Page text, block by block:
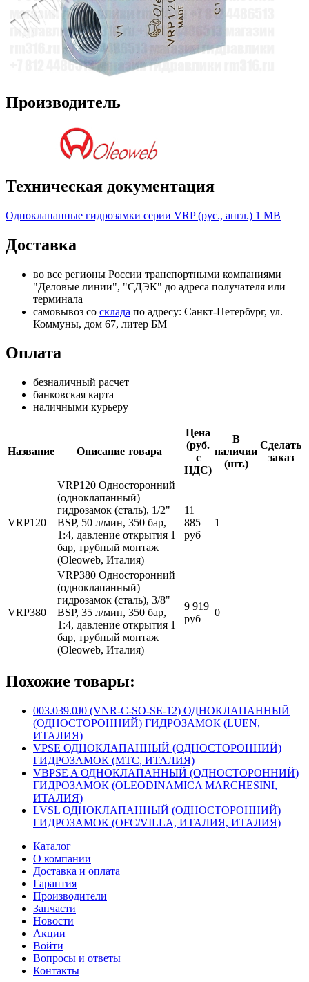
Производитель
Техническая документация
Одноклапанные гидрозамки серии VRP (рус., англ.) 1 MB
Доставка
во все регионы России транспортными компаниями
"Деловые линии", "СДЭК" до адреса получателя или
терминала
самовывоз со склада по адресу: Санкт-Петербург, ул.
Коммуны, дом 67, литер БМ
Оплата
безналичный расчет
банковская карта
наличными курьеру
Название Описание товара
Цена
(руб.
с
НДС)
В
наличии
(шт.)
Сделать
заказ
VRP120
VRP120 Односторонний
(одноклапанный)
гидрозамок (сталь), 1/2"
BSP, 50 л/мин, 350 бар,
1:4, давление открытия 1
бар, трубный монтаж
(Oleoweb, Италия)
11
885
руб
1
VRP380
VRP380 Односторонний
(одноклапанный)
гидрозамок (сталь), 3/8"
BSP, 35 л/мин, 350 бар,
1:4, давление открытия 1
бар, трубный монтаж
(Oleoweb, Италия)
9 919
руб
0
Похожие товары:
003.039.0J0 (VNR-C-SO-SE-12) ОДНОКЛАПАННЫЙ
(ОДНОСТОРОННИЙ) ГИДРОЗАМОК (LUEN,
ИТАЛИЯ)
VPSE ОДНОКЛАПАННЫЙ (ОДНОСТОРОННИЙ)
ГИДРОЗАМОК (MTC, ИТАЛИЯ)
VBPSE A ОДНОКЛАПАННЫЙ (ОДНОСТОРОННИЙ)
ГИДРОЗАМОК (OLEODINAMICA MARCHESINI,
ИТАЛИЯ)
LVSL ОДНОКЛАПАННЫЙ (ОДНОСТОРОННИЙ)
ГИДРОЗАМОК (OFC/VILLA, ИТАЛИЯ, ИТАЛИЯ)
Каталог
О компании
Доставка и оплата
Гарантия
Производители
Запчасти
Новости
Акции
Войти
Вопросы и ответы
Контакты